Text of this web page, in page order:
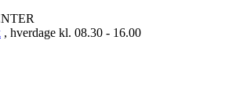
, hverdage kl. 08.30 - 16.00